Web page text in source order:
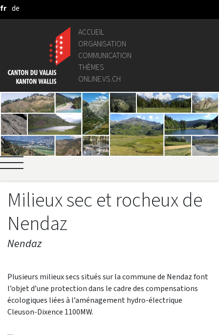
Saut au contenu principal
fr de
ACCUEIL
ORGANISATION
COMMUNICATION
THÈMES
ONLINE.VS.CH
Milieux sec et rocheux de
Nendaz
Nendaz
Plusieurs milieux secs situés sur la commune de Nendaz font
l’objet d’une protection dans le cadre des compensations
écologiques liées à l’aménagement hydro-électrique
Cleuson-Dixence 1100MW.